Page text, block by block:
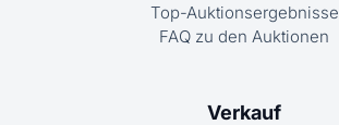
Top-Auktionsergebnisse
FAQ zu den Auktionen
Verkauf